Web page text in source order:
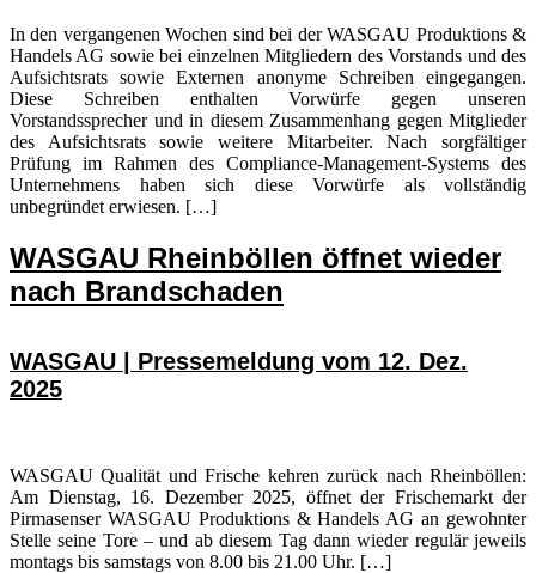
In den vergangenen Wochen sind bei der WASGAU Produktions &
Handels AG sowie bei einzelnen Mitgliedern des Vorstands und des
Aufsichtsrats sowie Externen anonyme Schreiben eingegangen.
Diese Schreiben enthalten Vorwürfe gegen unseren
Vorstandssprecher und in diesem Zusammenhang gegen Mitglieder
des Aufsichtsrats sowie weitere Mitarbeiter. Nach sorgfältiger
Prüfung im Rahmen des Compliance-Management-Systems des
Unternehmens haben sich diese Vorwürfe als vollständig
unbegründet erwiesen. […]
WASGAU Rheinböllen öffnet wieder
nach Brandschaden
WASGAU | Pressemeldung vom 12. Dez.
2025
WASGAU Qualität und Frische kehren zurück nach Rheinböllen:
Am Dienstag, 16. Dezember 2025, öffnet der Frischemarkt der
Pirmasenser WASGAU Produktions & Handels AG an gewohnter
Stelle seine Tore – und ab diesem Tag dann wieder regulär jeweils
montags bis samstags von 8.00 bis 21.00 Uhr. […]